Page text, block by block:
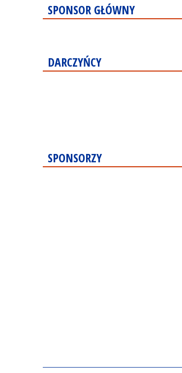
SPONSOR GŁÓWNY
DARCZYŃCY
SPONSORZY